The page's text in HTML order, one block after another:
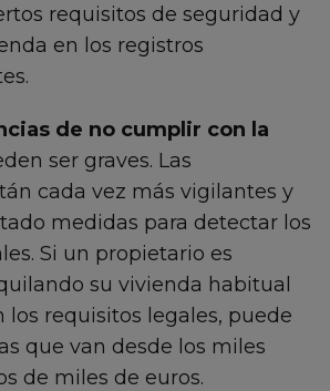
requisitos de seguridad y
en los registros
de no cumplir con la
ser graves. Las
cada vez más vigilantes y
medidas para detectar los
Si un propietario es
su vivienda habitual
los requisitos legales, puede
que van desde los miles
de miles de euros.